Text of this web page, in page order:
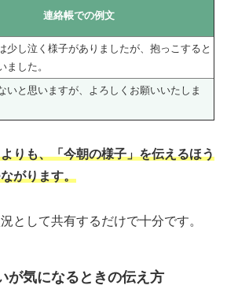
連絡帳での例文
少し泣く様子がありましたが、抱っこすると
ました。
いと思いますが、よろしくお願いいたしま
りも、「今朝の様子」を伝えるほう
がります。
として共有するだけで十分です。
が気になるときの伝え方